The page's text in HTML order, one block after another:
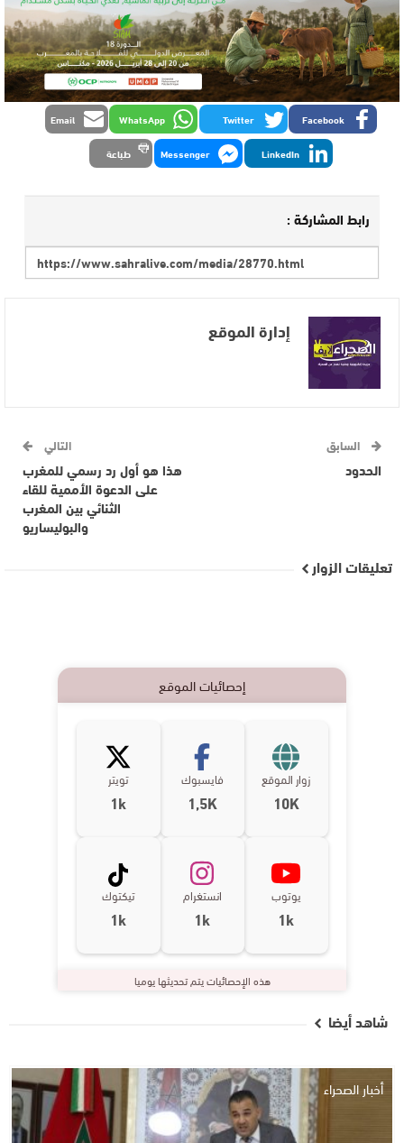
Facebook
Twitter
WhatsApp
Email
LinkedIn
Messenger طباعة
رابط المشاركة :
إدارة الموقع
السابق
الحدود
التالي
هذا هو أول رد رسمي للمغرب
على الدعوة الأممية للقاء
الثنائي بين المغرب
والبوليساريو
تعليقات الزوار
إحصائيات الموقع
زوار الموقع
10K
فايسبوك
1,5K
تويتر
1k
يوتوب
1k
انستغرام
1k
تيكتوك
1k
هذه الإحصائيات يتم تحديثها يوميا
شاهد أيضا
أخبار الصحراء